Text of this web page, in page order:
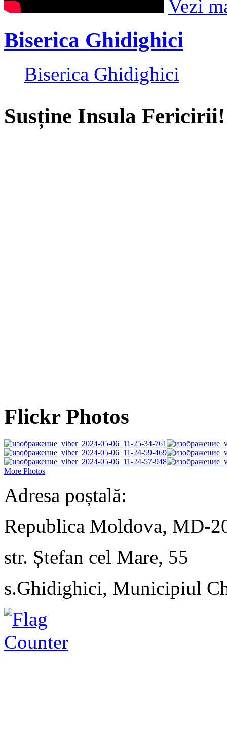
Vezi
Biserica Ghidighici
Biserica Ghidighici
Susține Insula Fericirii!
Flickr Photos
More Photos
Adresa poștală:
Republica Moldova, MD-
str. Ștefan cel Mare, 55
s.Ghidighici, Municipiul